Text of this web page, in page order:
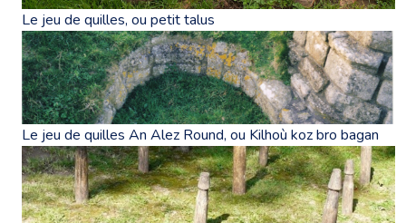
Le jeu de quilles, ou petit talus
Le jeu de quilles An Alez Round, ou Kilhoù koz bro bagan